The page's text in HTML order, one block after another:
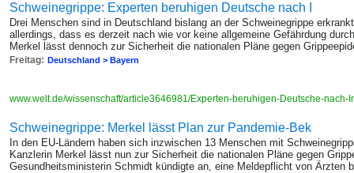
Schweinegrippe: Experten beruhigen Deutsche nach I
Drei Menschen sind in Deutschland bislang an der Schweinegrippe
allerdings, dass es derzeit nach wie vor keine allgemeine Gefährdung
Merkel lässt dennoch zur Sicherheit die nationalen Pläne gegen
Freitag: Deutschland > Bayern
www.welt.de/wissenschaft/article3646981/Experten-beruhigen-Deutsche-nach-
Schweinegrippe: Merkel lässt Plan zur Pandemie-Bek
In den EU-Ländern haben sich inzwischen 13 Menschen mit
Kanzlerin Merkel lässt nun zur Sicherheit die nationalen Pläne gegen
Gesundheitsministerin Schmidt kündigte an, eine Meldepflicht von Ärzten